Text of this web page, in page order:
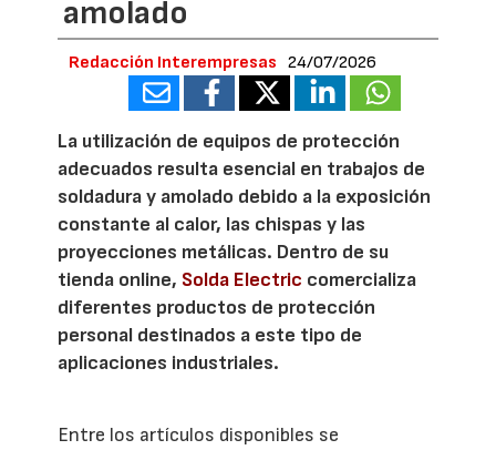
amolado
Redacción Interempresas 24/07/2026
La utilización de equipos de protección
adecuados resulta esencial en trabajos de
soldadura y amolado debido a la exposición
constante al calor, las chispas y las
proyecciones metálicas. Dentro de su
tienda online, Solda Electric comercializa
diferentes productos de protección
personal destinados a este tipo de
aplicaciones industriales.
Entre los artículos disponibles se